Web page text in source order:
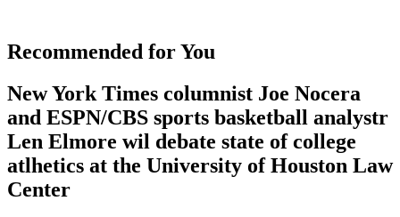
Recommended for You
New York Times columnist Joe Nocera
and ESPN/CBS sports basketball analystr
Len Elmore wil debate state of college
atlhetics at the University of Houston Law
Center